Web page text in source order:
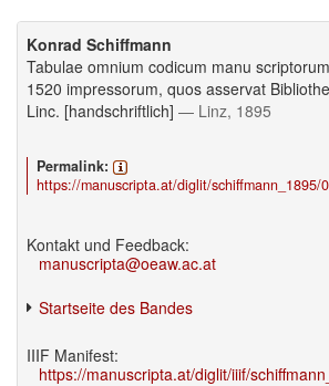
Konrad Schiffmann
Tabulae omnium codicum manu
1520 impressorum, quos asservat
Linc. [handschriftlich] — Linz, 1895
Permalink:
https://manuscripta.at/diglit/schiffmann_1895/
Kontakt und Feedback:
manuscripta@oeaw.ac.at
Startseite des Bandes
IIIF Manifest:
https://manuscripta.at/diglit/iiif/